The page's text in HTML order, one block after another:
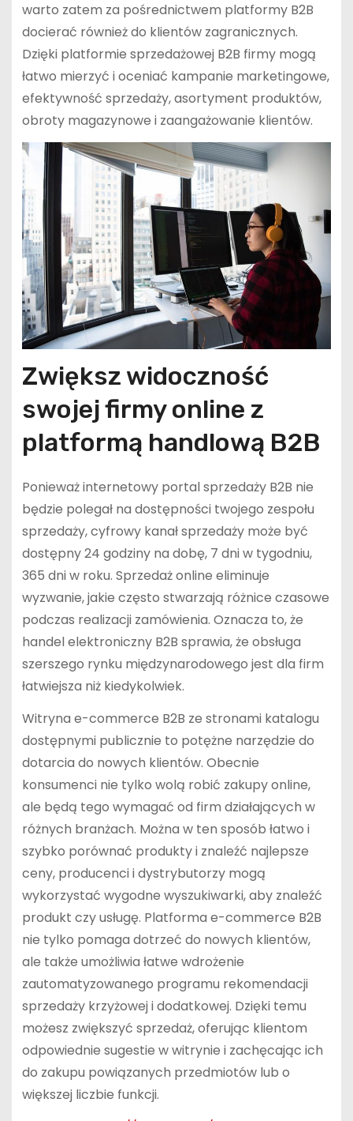
warto zatem za pośrednictwem platformy B2B
docierać również do klientów zagranicznych.
Dzięki platformie sprzedażowej B2B firmy mogą
łatwo mierzyć i oceniać kampanie marketingowe,
efektywność sprzedaży, asortyment produktów,
obroty magazynowe i zaangażowanie klientów.
Zwiększ widoczność
swojej firmy online z
platformą handlową B2B
Ponieważ internetowy portal sprzedaży B2B nie
będzie polegał na dostępności twojego zespołu
sprzedaży, cyfrowy kanał sprzedaży może być
dostępny 24 godziny na dobę, 7 dni w tygodniu,
365 dni w roku. Sprzedaż online eliminuje
wyzwanie, jakie często stwarzają różnice czasowe
podczas realizacji zamówienia. Oznacza to, że
handel elektroniczny B2B sprawia, że obsługa
szerszego rynku międzynarodowego jest dla firm
łatwiejsza niż kiedykolwiek.
Witryna e-commerce B2B ze stronami katalogu
dostępnymi publicznie to potężne narzędzie do
dotarcia do nowych klientów. Obecnie
konsumenci nie tylko wolą robić zakupy online,
ale będą tego wymagać od firm działających w
różnych branżach. Można w ten sposób łatwo i
szybko porównać produkty i znaleźć najlepsze
ceny, producenci i dystrybutorzy mogą
wykorzystać wygodne wyszukiwarki, aby znaleźć
produkt czy usługę. Platforma e-commerce B2B
nie tylko pomaga dotrzeć do nowych klientów,
ale także umożliwia łatwe wdrożenie
zautomatyzowanego programu rekomendacji
sprzedaży krzyżowej i dodatkowej. Dzięki temu
możesz zwiększyć sprzedaż, oferując klientom
odpowiednie sugestie w witrynie i zachęcając ich
do zakupu powiązanych przedmiotów lub o
większej liczbie funkcji.